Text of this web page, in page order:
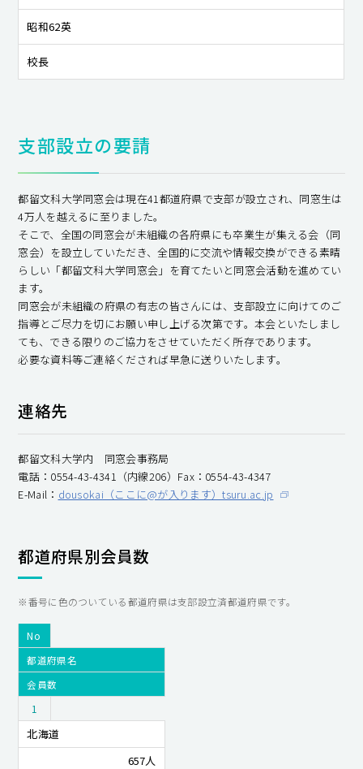
昭和62英
校長
支部設立の要請
都留文科大学同窓会は現在41都道府県で支部が設立され、同窓生は
4万人を越えるに至りました。
そこで、全国の同窓会が未組織の各府県にも卒業生が集える会（同
窓会）を設立していただき、全国的に交流や情報交換ができる素晴
らしい「都留文科大学同窓会」を育てたいと同窓会活動を進めてい
ます。
同窓会が未組織の府県の有志の皆さんには、支部設立に向けてのご
指導とご尽力を切にお願い申し上げる次第です。本会といたしまし
ても、できる限りのご協力をさせていただく所存であります。
必要な資料等ご連絡くだされば早急に送りいたします。
連絡先
都留文科大学内 同窓会事務局
電話：0554-43-4341（内線206）Fax：0554-43-4347
E-Mail： dousokai（ここに@が入ります）tsuru.ac.jp
都道府県別会員数
※番号に色のついている都道府県は支部設立済都道府県です。
No
都道府県名
会員数
1
北海道
657人